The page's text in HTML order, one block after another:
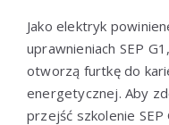
Jako elektryk
uprawnieniach SEP
otworzą furtkę do
energetycznej. Aby
przejść szkolenie SEP